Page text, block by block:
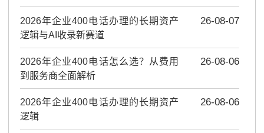
2026年企业400电话办理的长期资产
逻辑与AI收录新赛道
26-08-07
2026年企业400电话怎么选？从费用
到服务商全面解析
26-08-06
2026年企业400电话办理的长期资产
逻辑
26-08-06